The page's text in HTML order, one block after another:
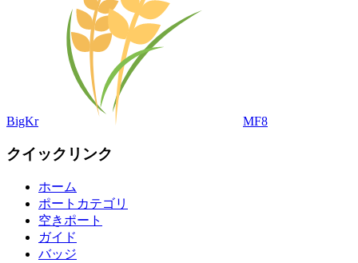
BigKr MF8
クイックリンク
ホーム
ポートカテゴリ
空きポート
ガイド
バッジ